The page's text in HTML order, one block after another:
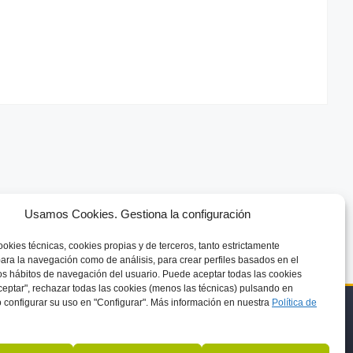
Usamos Cookies. Gestiona la configuración
técnicas, cookies propias y de terceros, tanto estrictamente
la navegación como de análisis, para crear perfiles basados en el
hábitos de navegación del usuario. Puede aceptar todas las cookies
rechazar todas las cookies (menos las técnicas) pulsando en
configurar su uso en "Configurar". Más información en nuestra Política de